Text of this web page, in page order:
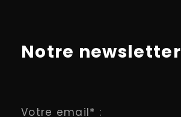
Notre newsletter
Votre email* :